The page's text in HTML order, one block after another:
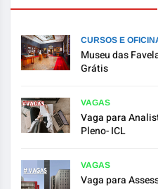
CURSOS E
Museu das
Grátis
VAGAS
Vaga para
Pleno- ICL
VAGAS
Vaga para